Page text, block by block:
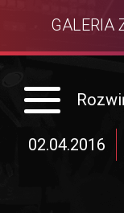
GALERIA
02.04.2016